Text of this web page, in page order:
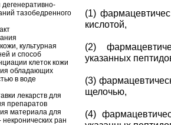
тазобедренного
культурная
и способ
клеток кожи
обладающих
в воде
лекарств для
препаратов
материала для
ран
(1)
кислотой,
(2)
указанных
(3)
щелочью,
(4)